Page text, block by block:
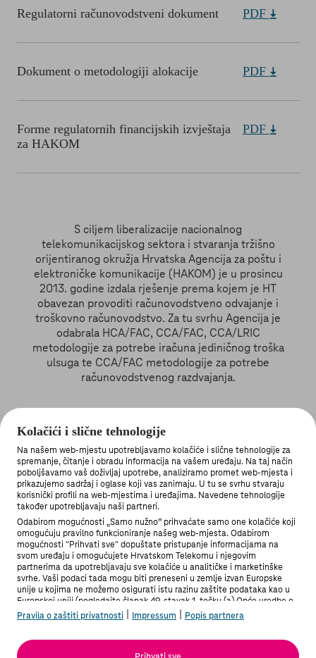
Kolačići i slične tehnologije
Na našem web-mjestu upotrebljavamo kolačiće i slične tehnologije za
spremanje, čitanje i obradu informacija na vašem uređaju. Na taj način
poboljšavamo vaš doživljaj upotrebe, analiziramo promet web-mjesta i
prikazujemo sadržaj i oglase koji vas zanimaju. U tu se svrhu stvaraju
korisnički profili na web-mjestima i uređajima. Navedene tehnologije
također upotrebljavaju naši partneri.
Odabirom mogućnosti „Samo nužno” prihvaćate samo one kolačiće koji
omogućuju pravilno funkcioniranje našeg web-mjesta. Odabirom
mogućnosti "Prihvati sve" dopuštate pristupanje informacijama na
svom uređaju i omogućujete Hrvatskom Telekomu i njegovim
partnerima da upotrebljavaju sve kolačiće u analitičke i marketinške
svrhe. Vaši podaci tada mogu biti preneseni u zemlje izvan Europske
unije u kojima ne možemo osigurati istu razinu zaštite podataka kao u
Europskoj uniji (pogledajte članak 49. stavak 1. točku (a) Opće uredbe o
zaštiti podataka). Pod "Postavke" možete odabrati sve mogućnosti i u
bilo kojem trenutku promijeniti stanje svoje privole.
Više informacija možete pronaći u Pravilima o zaštiti privatnosti i na
Popisu partnera.
Pravila o zaštiti privatnosti Impressum Popis partnera
Regulatorni računovodstveni dokument PDF
Dokument o metodologiji alokacije PDF
Forme regulatornih financijskih izvještaja
za HAKOM
PDF
S ciljem liberalizacije nacionalnog
telekomunikacijskog sektora i stvaranja tržišno
orijentiranog okružja Hrvatska Agencija za poštu i
elektroničke komunikacije (HAKOM) je u prosincu
2013. godine izdala rješenje prema kojem je HT
obavezan provoditi računovodstveno odvajanje i
troškovno računovodstvo. Za tu svrhu Agencija je
odabrala HCA/FAC, CCA/FAC, CCA/LRIC
metodologije za potrebe iračuna jediničnog troška
ulsuga te CCA/FAC metodologije za potrebe
računovodstvenog razdvajanja.
PRIVATNI KORISNICI
MOJ TELEKOM APLIKACIJA